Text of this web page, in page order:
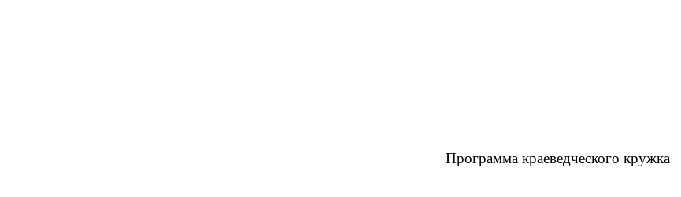
Программа краеведческого кружка